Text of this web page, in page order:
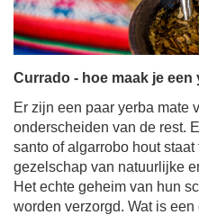
Currado - hoe maak je
Er zijn een paar yerba mate
onderscheiden van de rest.
santo of algarrobo hout
gezelschap van natuurlijke
Het echte geheim van hun
worden verzorgd. Wat is